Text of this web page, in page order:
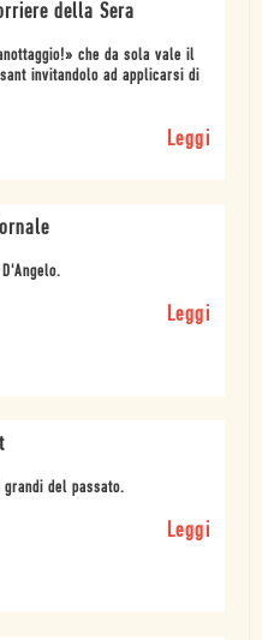
della Sera
che da sola vale il
invitandolo ad applicarsi di
Leggi
Leggi
del passato.
Leggi